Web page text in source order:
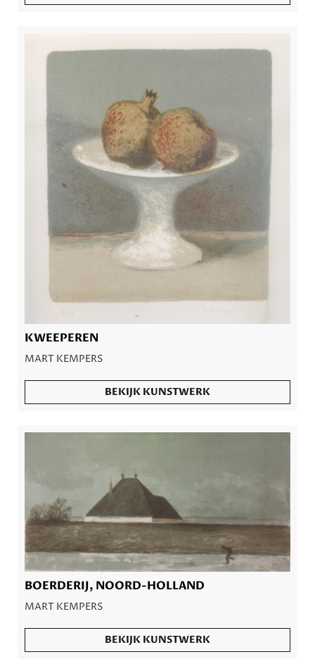
KWEEPEREN
MART KEMPERS
BEKIJK KUNSTWERK
BOERDERIJ, NOORD-HOLLAND
MART KEMPERS
BEKIJK KUNSTWERK